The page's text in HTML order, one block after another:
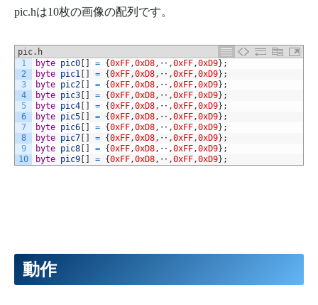
41
44
45
46
47
48
49
50
51
52
53
54
55
65
66
static lgfx::Panel_ST7789 panel;
void setup void){
Serial. begin(115200);
// パネルクラスに各種設定値を代入していきます。
// （LCD一体型製品のパネルクラスを選択した場合は、
//   製品に合った初期値が設定されているので設定は不要です）
// 通常動作時のSPIクロックを設定します。
// ESP32のSPIは80MHzを整数で割った値のみ使用可能です。
// 設定した値に一番近い設定可能な値が使用されます。
// LCDから画素データを読取る際のSPIクロックを設定します。
panel
pic.hは10枚の画像の配列です。
pic.h
1
2
3
4
5
6
7
8
9
10
byte pic0 = {0xFF,0xD8, ‥ ,0xFF,0xD9} ;
byte pic1 = {0xFF,0xD8, ‥ ,0xFF,0xD9} ;
byte pic2 = {0xFF,0xD8, ‥ ,0xFF,0xD9} ;
byte pic3 = {0xFF,0xD8, ‥ ,0xFF,0xD9} ;
byte pic4 = {0xFF,0xD8, ‥ ,0xFF,0xD9} ;
byte pic5 = {0xFF,0xD8, ‥ ,0xFF,0xD9} ;
byte pic6 = {0xFF,0xD8, ‥ ,0xFF,0xD9} ;
byte pic7 = {0xFF,0xD8, ‥ ,0xFF,0xD9} ;
byte pic8 = {0xFF,0xD8, ‥ ,0xFF,0xD9} ;
byte pic9 = {0xFF,0xD8, ‥ ,0xFF,0xD9} ;
動作